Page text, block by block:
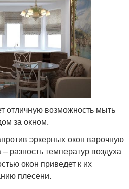
отличную возможность мыть
за окном.
эркерных окон варочную
разность температур воздуха
окон приведет к их
плесени.